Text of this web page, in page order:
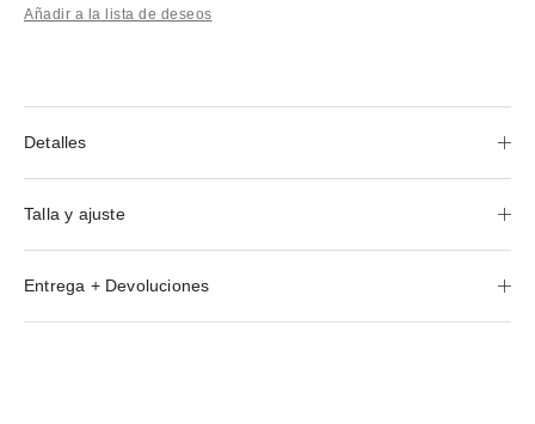
Añadir a la lista de deseos
Detalles
Talla y ajuste
Entrega + Devoluciones